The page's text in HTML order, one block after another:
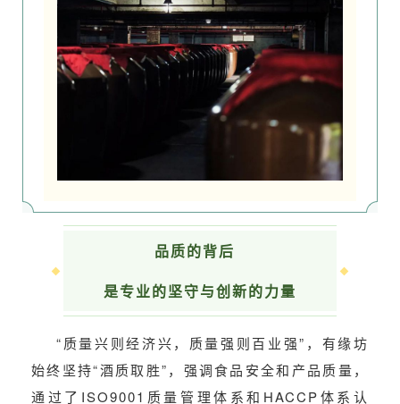
品质的背后
是专业的坚守与创新的力量
“质量兴则经济兴，质量强则百业强” ，有缘坊
始终坚持“酒质取胜”， 强调食品安全和产品质量，
通过了ISO9001质量管理体系和HACCP体系认